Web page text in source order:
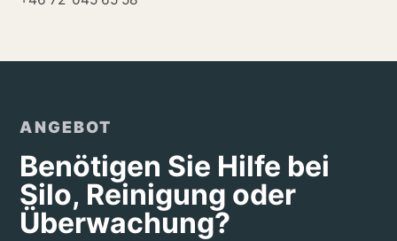
ANGEBOT
Benötigen Sie Hilfe bei
Silo, Reinigung oder
Überwachung?